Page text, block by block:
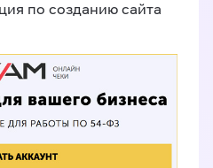
по созданию сайта